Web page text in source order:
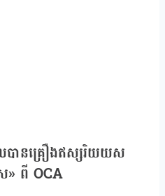
បានគ្រឿងឥស្សរិយយស
» ពី OCA